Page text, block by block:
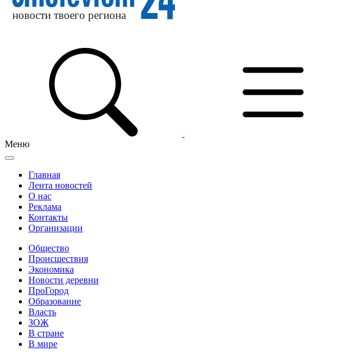
Меню
Главная
Лента новостей
О нас
Реклама
Контакты
Организации
Общество
Происшествия
Экономика
Новости деревни
ПроГород
Образование
Власть
ЗОЖ
В стране
В мире